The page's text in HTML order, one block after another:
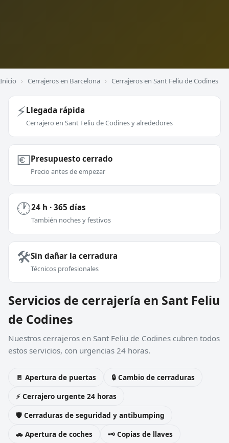
Inicio › Cerrajeros en Barcelona › Cerrajeros en Sant Feliu de Codines
⚡Llegada rápida
Cerrajero en Sant Feliu de Codines y alrededores
💶Presupuesto cerrado
Precio antes de empezar
🕐24 h · 365 días
También noches y festivos
🛠️Sin dañar la cerradura
Técnicos profesionales
Servicios de cerrajería en Sant Feliu
de Codines
Nuestros cerrajeros en Sant Feliu de Codines cubren todos
estos servicios, con urgencias 24 horas.
🚪 Apertura de puertas
🔒 Cambio de cerraduras
⚡ Cerrajero urgente 24 horas
🛡️ Cerraduras de seguridad y antibumping
🚗 Apertura de coches
🗝️ Copias de llaves